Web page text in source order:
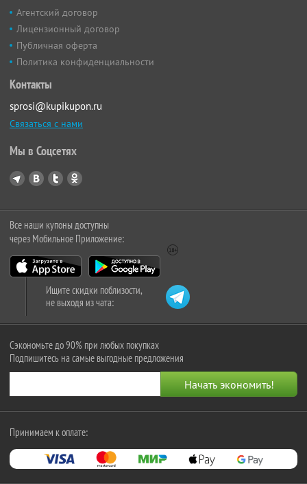
Агентский договор
Лицензионный договор
Публичная оферта
Политика конфиденциальности
Контакты
sprosi@kupikupon.ru
Связаться с нами
Мы в Соцсетях
Все наши купоны доступны
через Мобильное Приложение:
Ищите скидки поблизости,
не выходя из чата:
Сэкономьте до 90% при любых покупках
Подпишитесь на самые выгодные предложения
Принимаем к оплате: